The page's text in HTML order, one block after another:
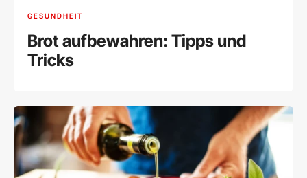
GESUNDHEIT
Brot aufbewahren: Tipps und
Tricks